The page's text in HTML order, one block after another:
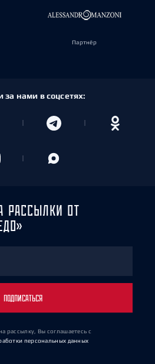
Партнёр
нами в соцсетях:
РАССЫЛКИ ОТ
ПОДПИСАТЬСЯ
рассылку, Вы соглашаетесь с
персональных данных